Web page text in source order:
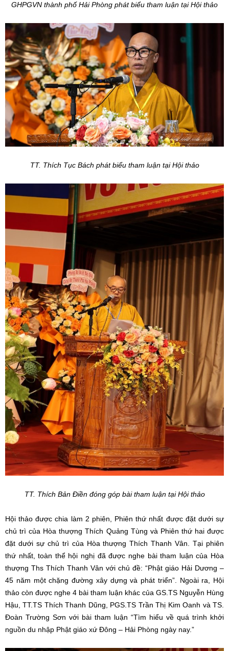
GHPGVN thành phố Hải Phòng phát biểu tham luận tại Hội thảo
TT. Thích Tục Bách phát biểu tham luận tại Hội thảo
TT. Thích Bản Điền đóng góp bài tham luận tại Hội thảo
Hội thảo được chia làm 2 phiên, Phiên thứ nhất được đặt dưới sự
chủ trì của Hòa thượng Thích Quảng Tùng và Phiên thứ hai được
đặt dưới sự chủ trì của Hòa thượng Thích Thanh Vân. Tại phiên
thứ nhất, toàn thể hội nghị đã được nghe bài tham luận của Hòa
thượng Ths Thích Thanh Vân với chủ đề: “Phật giáo Hải Dương –
45 năm một chặng đường xây dựng và phát triển”. Ngoài ra, Hội
thảo còn được nghe 4 bài tham luận khác của GS.TS Nguyễn Hùng
Hậu, TT.TS Thích Thanh Dũng, PGS.TS Trần Thị Kim Oanh và TS.
Đoàn Trường Sơn với bài tham luận “Tìm hiểu về quá trình khởi
nguồn du nhập Phật giáo xứ Đông – Hải Phòng ngày nay.”